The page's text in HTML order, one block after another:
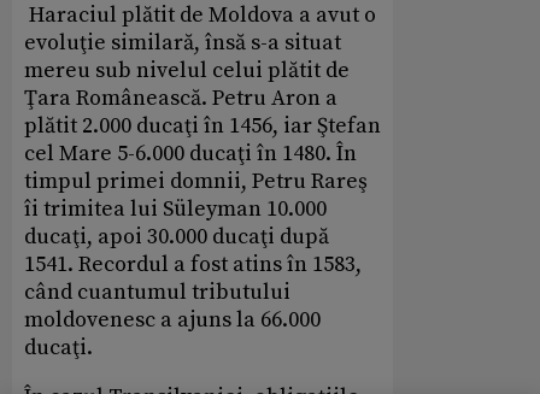
Haraciul plătit de Moldova a avut o
evoluţie similară, însă s-a situat
mereu sub nivelul celui plătit de
Ţara Românească. Petru Aron a
plătit 2.000 ducaţi în 1456, iar Ştefan
cel Mare 5-6.000 ducaţi în 1480. În
timpul primei domnii, Petru Rareş
îi trimitea lui Süleyman 10.000
ducaţi, apoi 30.000 ducaţi după
1541. Recordul a fost atins în 1583,
când cuantumul tributului
moldovenesc a ajuns la 66.000
ducaţi.